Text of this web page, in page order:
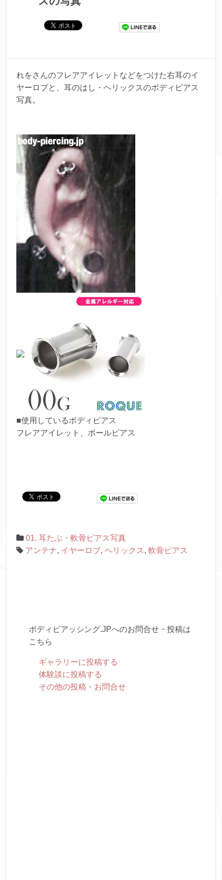
れをさんのフレアアイレットなどをつけた右耳のイ
ヤーロブと、耳のはし・ヘリックスのボディピアス
写真。
■使用しているボディピアス
フレアアイレット、ボールピアス
01. 耳たぶ・軟骨ピアス写真
アンテナ, イヤーロブ, ヘリックス , 軟骨ピアス
ボディピアッシング.JPへのお問合せ・投稿は
こちら
ギャラリーに投稿する
体験談に投稿する
その他の投稿・お問合せ